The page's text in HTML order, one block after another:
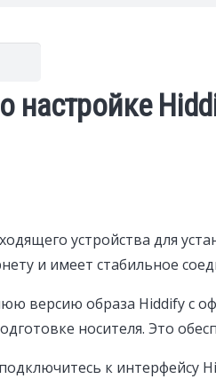
настройке
устройства для
и имеет стабильное
версию образа Hiddify с
носителя. Это
к интерфейсу